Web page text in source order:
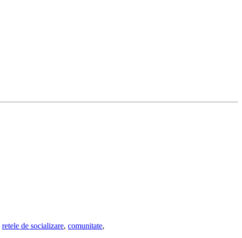
retele de socializare, comunitate,